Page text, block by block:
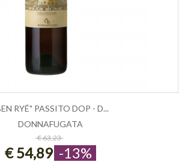
ESAURITO
RYÉ" PASSITO DOP - D...
DONNAFUGATA
€ 63,23
€ 54,89 -13%